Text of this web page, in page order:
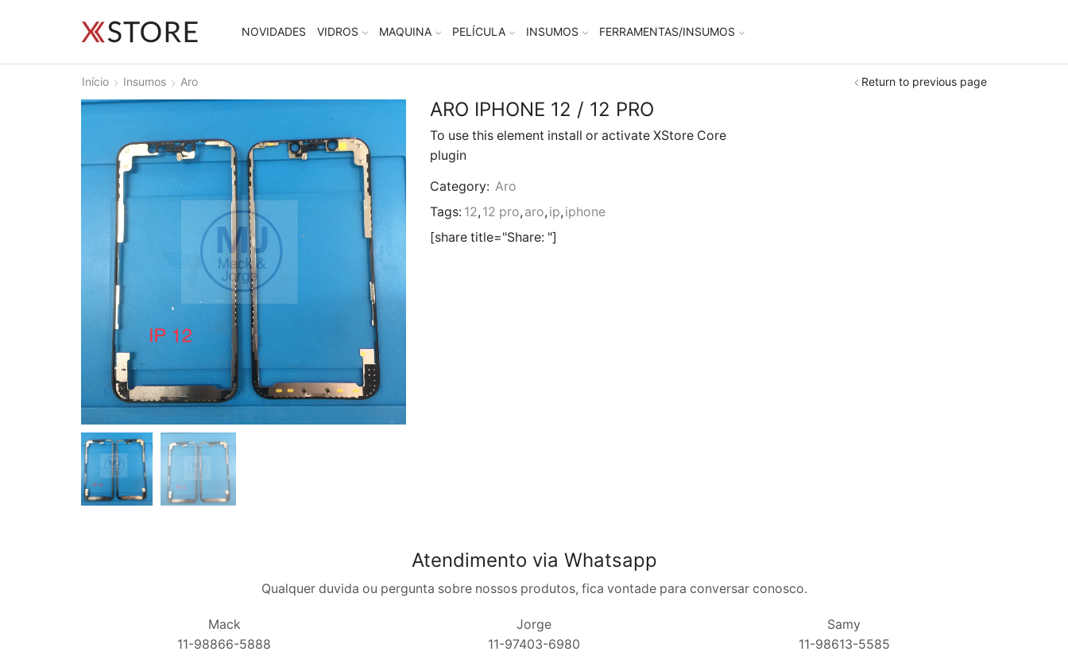
NOVIDADES VIDROS MAQUINA PELÍCULA INSUMOS FERRAMENTAS/INSUMOS
Início Insumos Aro Return to previous page
ARO IPHONE 12 / 12 PRO
To use this element install or activate XStore Core
plugin
Category: Aro
Tags: 12, 12 pro, aro, ip, iphone
[share title="Share: "]
Atendimento via Whatsapp
Qualquer duvida ou pergunta sobre nossos produtos, fica vontade para conversar conosco.
Mack
11-98866-5888
Jorge
11-97403-6980
Samy
11-98613-5585